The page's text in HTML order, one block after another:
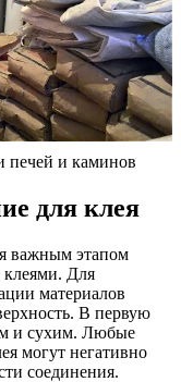
печей и каминов
для клея
важным этапом
клеями. Для
материалов
В первую
и сухим. Любые
могут негативно
соединения.